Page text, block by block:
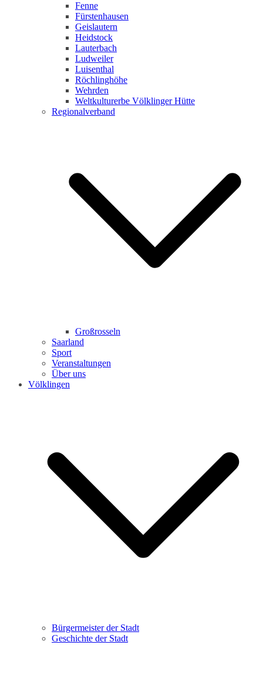
Fenne
Fürstenhausen
Geislautern
Heidstock
Lauterbach
Ludweiler
Luisenthal
Röchlinghöhe
Wehrden
Weltkulturerbe Völklinger Hütte
Regionalverband
Großrosseln
Saarland
Sport
Veranstaltungen
Über uns
Völklingen
Bürgermeister der Stadt
Geschichte der Stadt